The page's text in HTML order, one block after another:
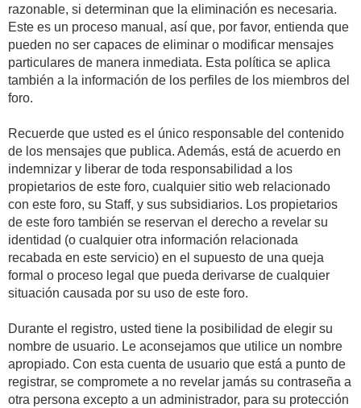
razonable, si determinan que la eliminación es necesaria.
Este es un proceso manual, así que, por favor, entienda que
pueden no ser capaces de eliminar o modificar mensajes
particulares de manera inmediata. Esta política se aplica
también a la información de los perfiles de los miembros del
foro.
Recuerde que usted es el único responsable del contenido
de los mensajes que publica. Además, está de acuerdo en
indemnizar y liberar de toda responsabilidad a los
propietarios de este foro, cualquier sitio web relacionado
con este foro, su Staff, y sus subsidiarios. Los propietarios
de este foro también se reservan el derecho a revelar su
identidad (o cualquier otra información relacionada
recabada en este servicio) en el supuesto de una queja
formal o proceso legal que pueda derivarse de cualquier
situación causada por su uso de este foro.
Durante el registro, usted tiene la posibilidad de elegir su
nombre de usuario. Le aconsejamos que utilice un nombre
apropiado. Con esta cuenta de usuario que está a punto de
registrar, se compromete a no revelar jamás su contraseña a
otra persona excepto a un administrador, para su protección